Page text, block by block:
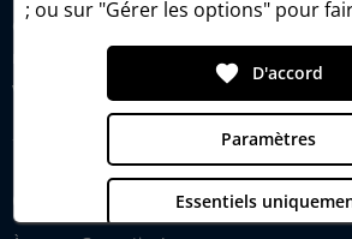
Generational Love Dating – depuis 2006,
rencontre pour les célibataires comme
véritable amour et d’une relation heureuse.
; ou sur "Gérer les options" pour
Essentiels
Paramètres
favorite D'accord